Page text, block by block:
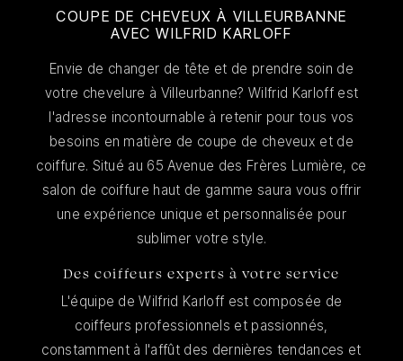
COUPE DE CHEVEUX À VILLEURBANNE
AVEC WILFRID KARLOFF
Envie de changer de tête et de prendre soin de
votre chevelure à Villeurbanne? Wilfrid Karloff est
l'adresse incontournable à retenir pour tous vos
besoins en matière de coupe de cheveux et de
coiffure. Situé au 65 Avenue des Frères Lumière, ce
salon de coiffure haut de gamme saura vous offrir
une expérience unique et personnalisée pour
sublimer votre style.
Des coiffeurs experts à votre service
L'équipe de Wilfrid Karloff est composée de
coiffeurs professionnels et passionnés,
constamment à l'affût des dernières tendances et